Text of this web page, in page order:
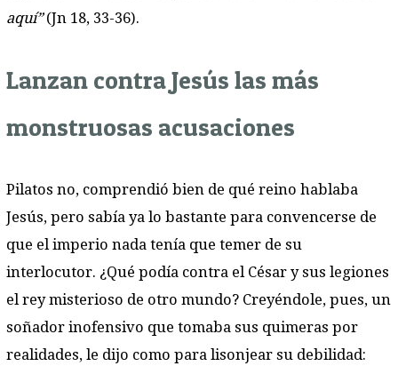
aquí”(Jn 18, 33-36).
Lanzan contra Jesús las más
monstruosas acusaciones
Pilatos no, comprendió bien de qué reino hablaba
Jesús, pero sabía ya lo bastante para convencerse de
que el imperio nada tenía que temer de su
interlocutor. ¿Qué podía contra el César y sus legiones
el rey misterioso de otro mundo? Creyéndole, pues, un
soñador inofensivo que tomaba sus quimeras por
realidades, le dijo como para lisonjear su debilidad: